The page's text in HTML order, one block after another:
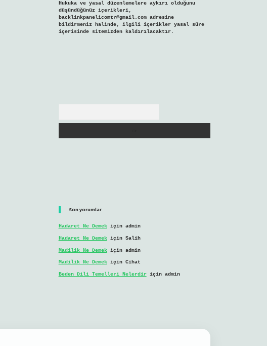
Hukuka ve yasal düzenlemelere aykırı olduğunu
düşündüğünüz içerikleri,
backlinkpanelicomtr@gmail.comadresine
bildirmeniz halinde, ilgili içerikler yasal süre
içerisinde sitemizden kaldırılacaktır.
Son yorumlar
Hadaret Ne Demekiçin admin
Hadaret Ne Demekiçin Salih
Madilik Ne Demekiçin admin
Madilik Ne Demekiçin Cihat
Beden Dili Temelleri Nelerdiriçin admin